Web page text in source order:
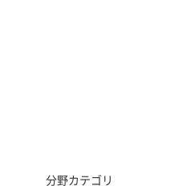
分野カテゴリ